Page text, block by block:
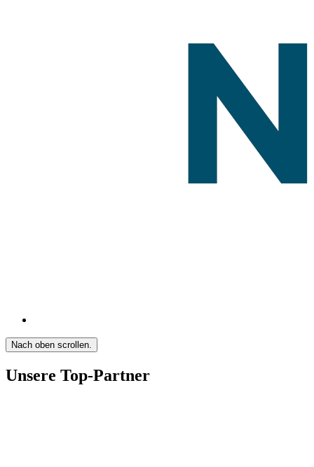
Nach oben scrollen.
Unsere Top-Partner